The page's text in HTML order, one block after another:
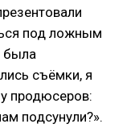
под ложным
была
съёмки, я
продюсеров:
подсунули?».